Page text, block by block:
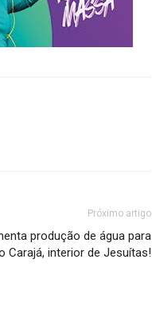
Próximo artigo
produção de água para
Carajá, interior de Jesuítas!